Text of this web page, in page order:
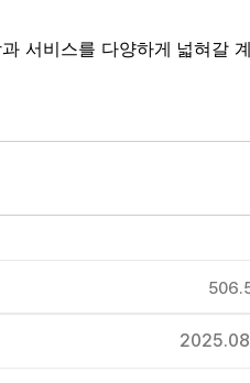
서비스를 다양하게 넓혀갈